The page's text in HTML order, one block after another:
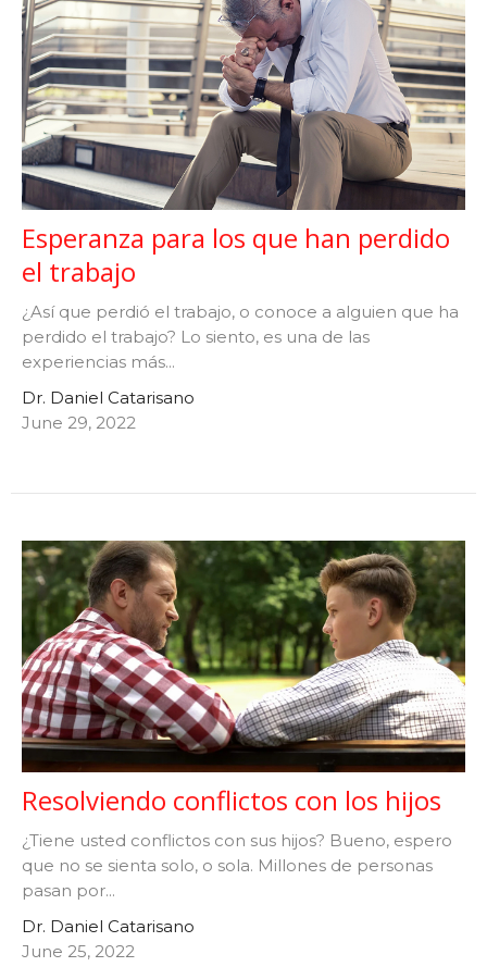
Esperanza para los que han perdido
el trabajo
¿Así que perdió el trabajo, o conoce a alguien que ha
perdido el trabajo? Lo siento, es una de las
experiencias más...
Dr. Daniel Catarisano
June 29, 2022
Resolviendo conflictos con los hijos
¿Tiene usted conflictos con sus hijos? Bueno, espero
que no se sienta solo, o sola. Millones de personas
pasan por...
Dr. Daniel Catarisano
June 25, 2022